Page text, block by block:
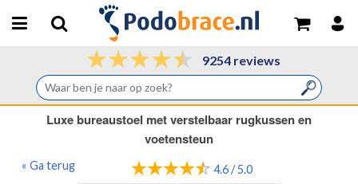
9254 reviews
Luxe bureaustoel met verstelbaar rugkussen en
voetensteun
« Ga terug 4.6 / 5.0